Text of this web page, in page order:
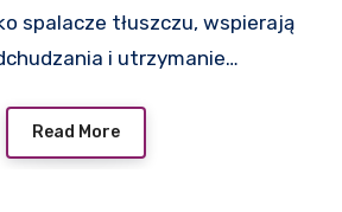
spalacze tłuszczu, wspierają
i utrzymanie…
Read More